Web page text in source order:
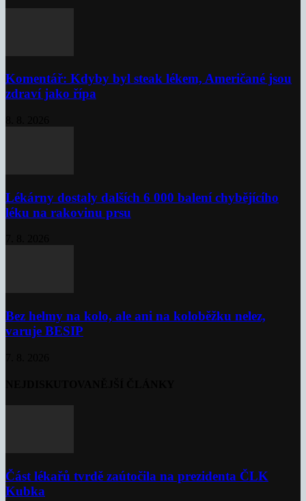
Komentář: Kdyby byl steak lékem, Američané jsou
zdraví jako řípa
Lékárny dostaly dalších 6 000 balení chybějícího
léku na rakovinu prsu
Bez helmy na kolo, ale ani na koloběžku nelez,
varuje BESIP
Část lékařů tvrdě zaútočila na prezidenta ČLK
Kubka